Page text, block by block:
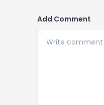
Add Comment